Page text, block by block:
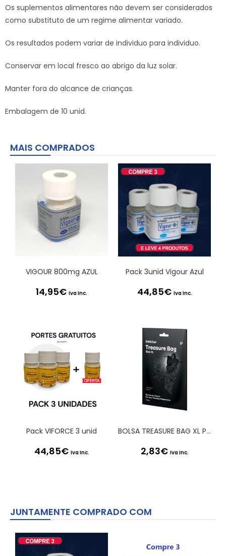
Os suplementos alimentares não devem ser considerados
como substituto de um regime alimentar variado.
Os resultados podem variar de individuo para individuo.
Conservar em local fresco ao abrigo da luz solar.
Manter fora do alcance de crianças.
Embalagem de 10 unid.
MAIS COMPRADOS
VIGOUR 800mg AZUL
14,95€ Iva Inc.
Pack 3unid Vigour Azul
44,85€ Iva Inc.
Pack VIFORCE 3 unid
44,85€ Iva Inc.
BOLSA TREASURE BAG XL PRETA SATISFYER
2,83€ Iva Inc.
JUNTAMENTE COMPRADO COM